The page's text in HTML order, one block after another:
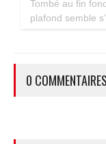
Tombé au fin
plafond semble
0 COMMENTAIRES